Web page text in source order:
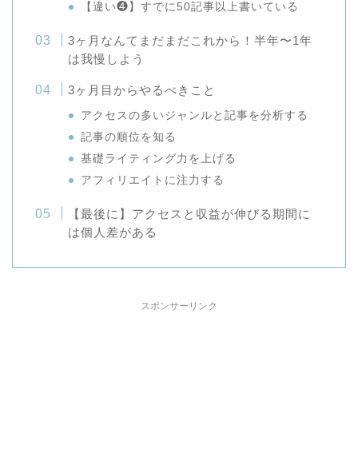
【違い❹】すでに50記事以上書いている
3ヶ月なんてまだまだこれから！半年〜1年
は我慢しよう
3ヶ月目からやるべきこと
アクセスの多いジャンルと記事を分析する
記事の順位を知る
基礎ライティング力を上げる
アフィリエイトに注力する
【最後に】アクセスと収益が伸びる期間に
は個人差がある
スポンサーリンク